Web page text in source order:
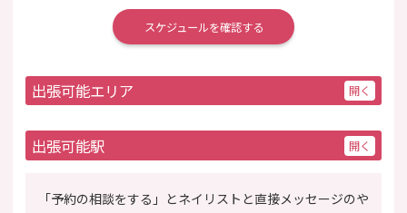
スケジュールを確認する
出張可能エリア
出張可能駅
「予約の相談をする」とネイリストと直接メッセージのや